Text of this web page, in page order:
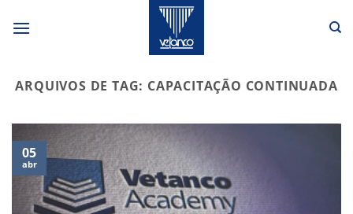
ARQUIVOS DE TAG: CAPACITAÇÃO CONTINUADA
05
abr